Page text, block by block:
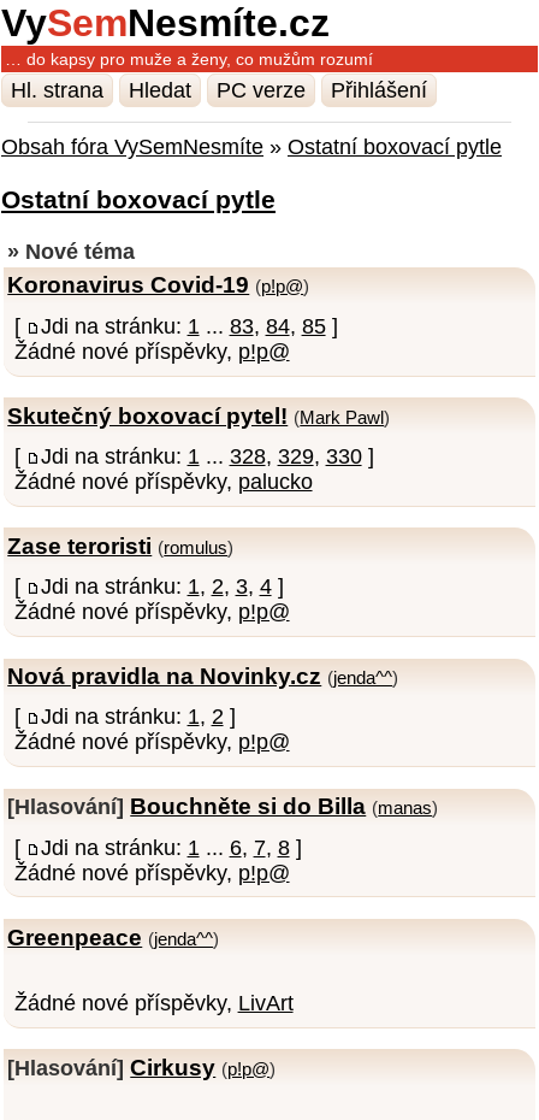
VySemNesmíte.cz
… do kapsy pro muže a ženy, co mužům rozumí
Hl. strana Hledat PC verze Přihlášení
Obsah fóra VySemNesmíte » Ostatní boxovací pytle
Ostatní boxovací pytle
» Nové téma
Koronavirus Covid-19 (p!p@)
[ Jdi na stránku: 1 ... 83, 84, 85]
Žádné nové příspěvky, p!p@
Skutečný boxovací pytel! (Mark Pawl)
[ Jdi na stránku: 1... 328, 329, 330]
Žádné nové příspěvky, palucko
Zase teroristi (romulus)
[ Jdi na stránku: 1, 2, 3, 4]
Žádné nové příspěvky, p!p@
Nová pravidla na Novinky.cz (jenda^^)
[ Jdi na stránku: 1, 2]
Žádné nové příspěvky, p!p@
[Hlasování] Bouchněte si do Billa (manas)
[ Jdi na stránku: 1 ... 6, 7, 8]
Žádné nové příspěvky, p!p@
Greenpeace (jenda^^)
Žádné nové příspěvky, LivArt
[Hlasování] Cirkusy (p!p@)